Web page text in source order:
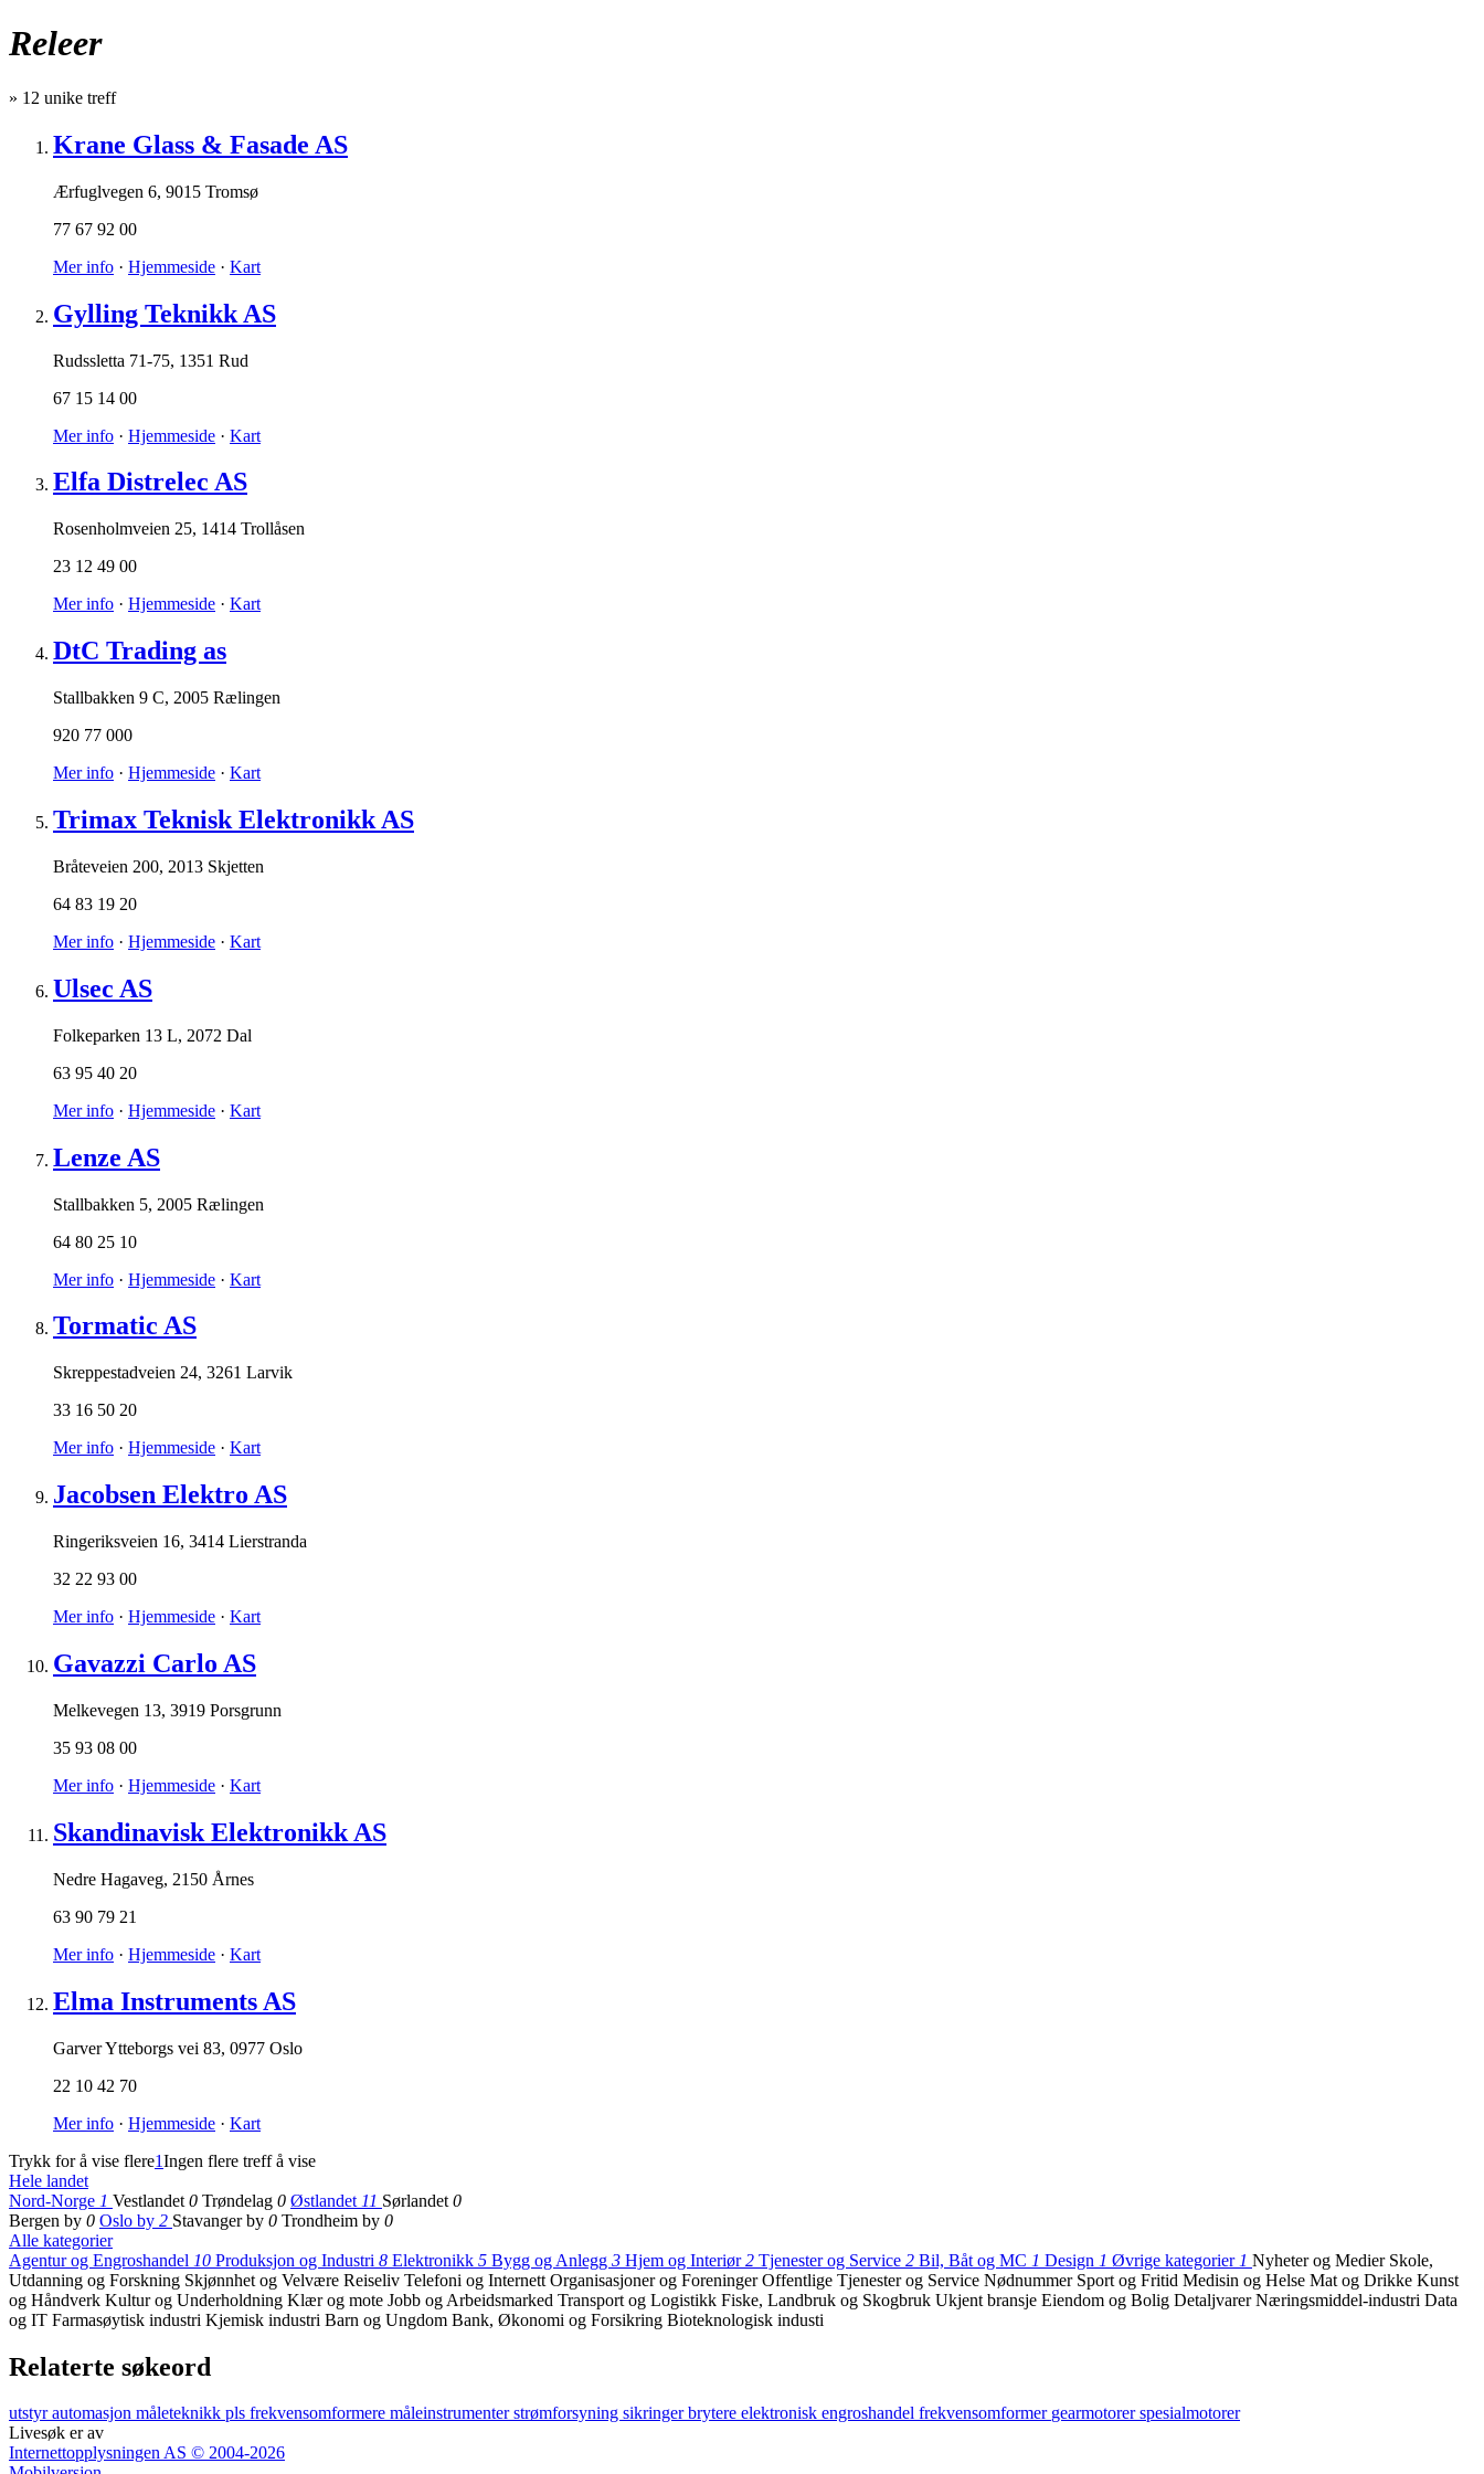
Releer
» 12 unike treff
Krane Glass & Fasade AS
Ærfuglvegen 6, 9015 Tromsø
77 67 92 00
Mer info · Hjemmeside · Kart
Gylling Teknikk AS
Rudssletta 71-75, 1351 Rud
67 15 14 00
Mer info · Hjemmeside · Kart
Elfa Distrelec AS
Rosenholmveien 25, 1414 Trollåsen
23 12 49 00
Mer info · Hjemmeside · Kart
DtC Trading as
Stallbakken 9 C, 2005 Rælingen
920 77 000
Mer info · Hjemmeside · Kart
Trimax Teknisk Elektronikk AS
Bråteveien 200, 2013 Skjetten
64 83 19 20
Mer info · Hjemmeside · Kart
Ulsec AS
Folkeparken 13 L, 2072 Dal
63 95 40 20
Mer info · Hjemmeside · Kart
Lenze AS
Stallbakken 5, 2005 Rælingen
64 80 25 10
Mer info · Hjemmeside · Kart
Tormatic AS
Skreppestadveien 24, 3261 Larvik
33 16 50 20
Mer info · Hjemmeside · Kart
Jacobsen Elektro AS
Ringeriksveien 16, 3414 Lierstranda
32 22 93 00
Mer info · Hjemmeside · Kart
Gavazzi Carlo AS
Melkevegen 13, 3919 Porsgrunn
35 93 08 00
Mer info · Hjemmeside · Kart
Skandinavisk Elektronikk AS
Nedre Hagaveg, 2150 Årnes
63 90 79 21
Mer info · Hjemmeside · Kart
Elma Instruments AS
Garver Ytteborgs vei 83, 0977 Oslo
22 10 42 70
Mer info · Hjemmeside · Kart
Trykk for å vise flere1Ingen flere treff å vise
Hele landet
Nord-Norge 1 Vestlandet 0 Trøndelag 0 Østlandet 11 Sørlandet 0
Bergen by 0 Oslo by 2 Stavanger by 0 Trondheim by 0
Alle kategorier
Agentur og Engroshandel 10 Produksjon og Industri 8 Elektronikk 5 Bygg og Anlegg 3 Hjem og Interiør2 Tjenester og Service 2 Bil, Båt og MC 1 Design 1 Øvrige kategorier 1 Nyheter og Medier Skole,
Utdanning og Forskning Skjønnhet og Velvære Reiseliv Telefoni og Internett Organisasjoner og ForeningerOffentlige Tjenester og Service Nødnummer Sport og Fritid Medisin og Helse Mat og Drikke Kunst
og Håndverk Kultur og Underholdning Klær og mote Jobb og Arbeidsmarked Transport og Logistikk Fiske, Landbruk og Skogbruk Ukjent bransje Eiendom og Bolig DetaljvarerNæringsmiddel-industri Data
og IT Farmasøytisk industri Kjemisk industri Barn og Ungdom Bank, Økonomi og Forsikring Bioteknologisk industi
Relaterte søkeord
utstyrautomasjon måleteknikk pls frekvensomformere måleinstrumenterstrømforsyning sikringerbrytere elektronisk engroshandel frekvensomformer gearmotorerspesialmotorer
Livesøk er av
Internettopplysningen AS © 2004-2026